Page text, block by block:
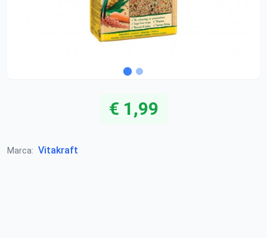
€ 1,99
Marca: Vitakraft